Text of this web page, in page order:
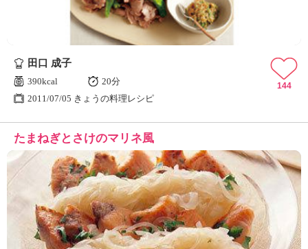
田口 成子
390kcal
20分
2011/07/05 きょうの料理レシピ
144
たまねぎとさけのマリネ風